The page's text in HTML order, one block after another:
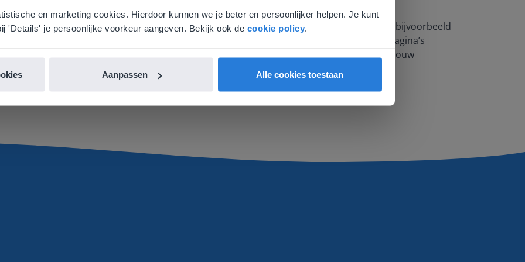
en marketing cookies. Hierdoor kunnen we je beter en persoonlijker helpen. Je kunt
'Details' je persoonlijke voorkeur aangeven. Bekijk ook de cookie policy.
Aanpassen Alle cookies toestaan
is het mogelijk om elk thema in verschillende onderdelen op te splitsen. Zo kun je er bijvoorbeeld
werkblad, de praktijkopdracht en de buitenopdracht te werken. Zo kun je gemakkelijk pagina’s
bij het niveau van jouw leerlingen. Jij bepaalt zelf hoe het materiaal het beste voor jouw
Nederland